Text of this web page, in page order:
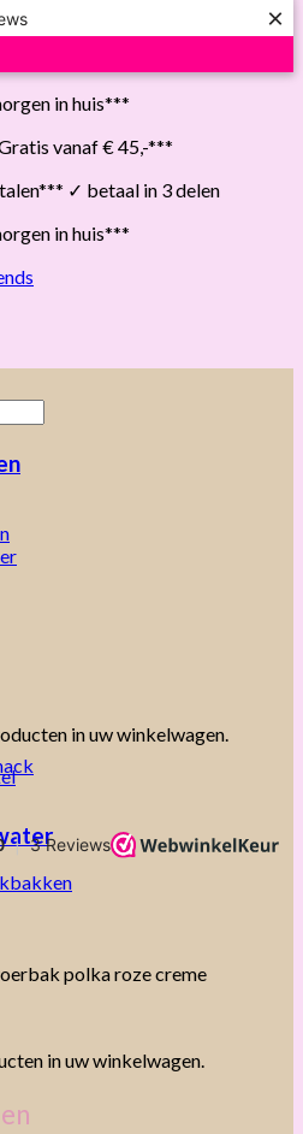
×
in huis***
vanaf € 45,-***
✓ betaal in 3 delen
in huis***
in uw winkelwagen.
in uw winkelwagen.